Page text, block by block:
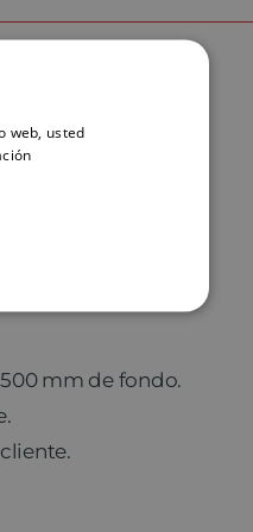
maestra.
500 mm de fondo.
web, usted